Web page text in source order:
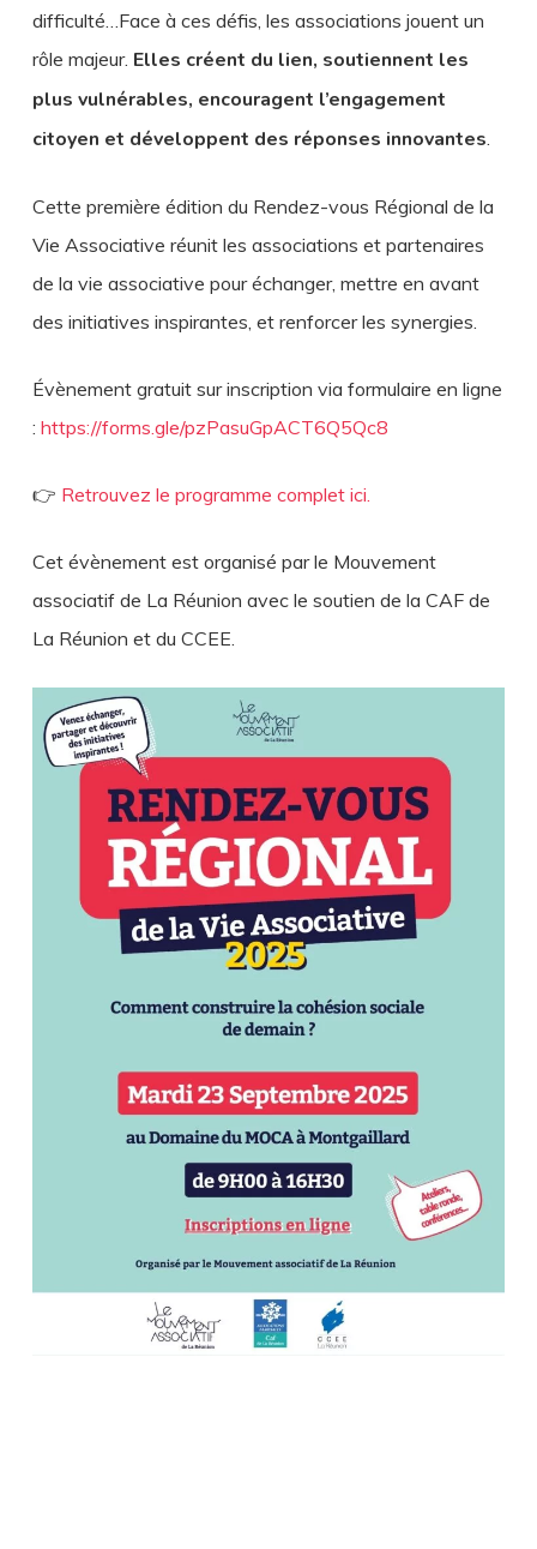
difficulté…Face à ces défis, les associations jouent un
rôle majeur. Elles créent du lien, soutiennent les
plus vulnérables, encouragent l’engagement
citoyen et développent des réponses innovantes.
Cette première édition du Rendez-vous Régional de la
Vie Associative réunit les associations et partenaires
de la vie associative pour échanger, mettre en avant
des initiatives inspirantes, et renforcer les synergies.
Évènement gratuit sur inscription via formulaire en ligne
: https://forms.gle/pzPasuGpACT6Q5Qc8
👉 Retrouvez le programme complet ici.
Cet évènement est organisé par le Mouvement
associatif de La Réunion avec le soutien de la CAF de
La Réunion et du CCEE.